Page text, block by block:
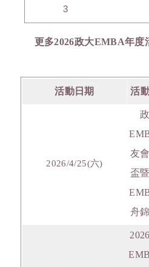
3
更多2026政大EMBA年度
活動日期 活
2026/4/25(六)
友
盃
舟